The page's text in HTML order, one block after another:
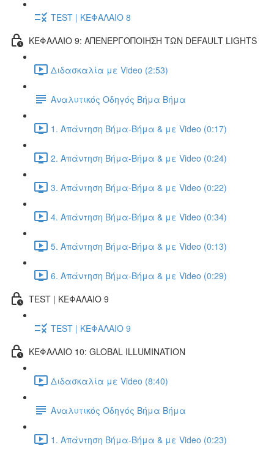
TEST | ΚΕΦΑΛΑΙΟ 8
ΚΕΦΑΛΑΙΟ 9: ΑΠΕΝΕΡΓΟΠΟΙΗΣΗ ΤΩΝ DEFAULT LIGHTS
Διδασκαλία με Video (2:53)
Αναλυτικός Οδηγός Βήμα Βήμα
1. Απάντηση Βήμα-Βήμα & με Video (0:17)
2. Απάντηση Βήμα-Βήμα & με Video (0:24)
3. Απάντηση Βήμα-Βήμα & με Video (0:22)
4. Απάντηση Βήμα-Βήμα & με Video (0:34)
5. Απάντηση Βήμα-Βήμα & με Video (0:13)
6. Απάντηση Βήμα-Βήμα & με Video (0:29)
TEST | ΚΕΦΑΛΑΙΟ 9
TEST | ΚΕΦΑΛΑΙΟ 9
ΚΕΦΑΛΑΙΟ 10: GLOBAL ILLUMINATION
Διδασκαλία με Video (8:40)
Αναλυτικός Οδηγός Βήμα Βήμα
1. Απάντηση Βήμα-Βήμα & με Video (0:23)